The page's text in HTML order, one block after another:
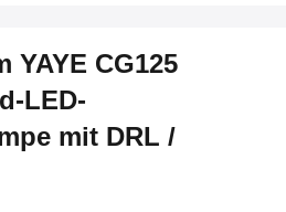
YAYE CG125
LED-
mit DRL /